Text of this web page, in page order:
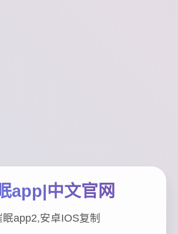
app|中文官网
眠app2,安卓IOS复制